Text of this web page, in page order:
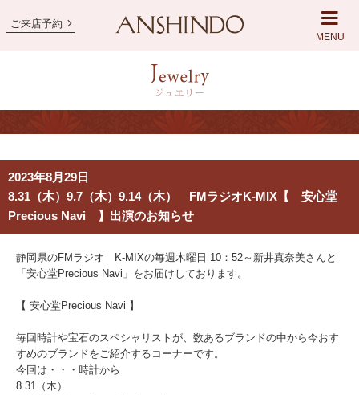
ご来店予約
MENU
2023年8月29日
8.31（木）9.7（木）9.14（木） FMラジオK-MIX【 安心堂
Precious Navi 】出演のお知らせ
静岡県のFMラジオ K-MIXの毎週木曜日 10：52～新井真奈美さんと
「安心堂Precious Navi」をお届けしております。
【 安心堂Precious Navi 】
毎回時計や宝石のスペシャリストが、数あるブランドの中から今おす
すめのブランドをご紹介するコーナーです。
今回は・・・時計から
8.31（木）